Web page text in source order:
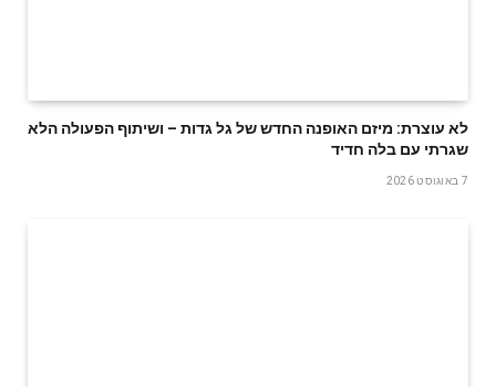
לא עוצרת: מיזם האופנה החדש של גל גדות – ושיתוף הפעולה הלא
שגרתי עם בלה חדיד
7 באוגוסט 2026